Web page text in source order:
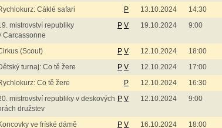
Cáklé safari P 13.10.2024 14:30
mistrovství republiky
Carcassonne
P V 19.10.2024 9:00
(Scout) P V 12.10.2024 18:00
turnaj: Co tě žere P V 12.10.2024 17:00
Co tě žere P 12.10.2024 16:30
mistrovství republiky v deskových
družstev
P V 12.10.2024 9:00
ve fríské dámě P V 16.10.2024 18:00